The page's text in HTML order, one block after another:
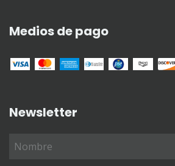
Medios de pago
Newsletter